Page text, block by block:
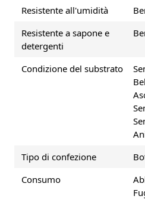
Resistente all'umidità
Resistente a sapone e
detergenti
Condizione del substrato
Tipo di confezione
Consumo